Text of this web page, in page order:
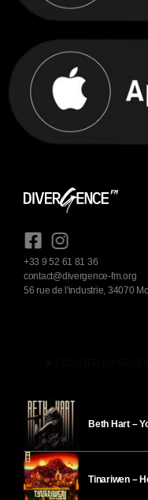
+33 9 52 61 81 36
contact@divergence-fm.org
56 rue de l'industrie, 34070
Beth Hart –
Tinariwen –